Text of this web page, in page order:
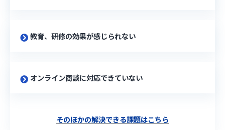
教育、研修の効果が感じられない
オンライン商談に対応できていない
そのほかの解決できる課題はこちら